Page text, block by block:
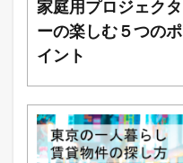
家庭用プロジェクタ
ーの楽しむ５つのポ
イント